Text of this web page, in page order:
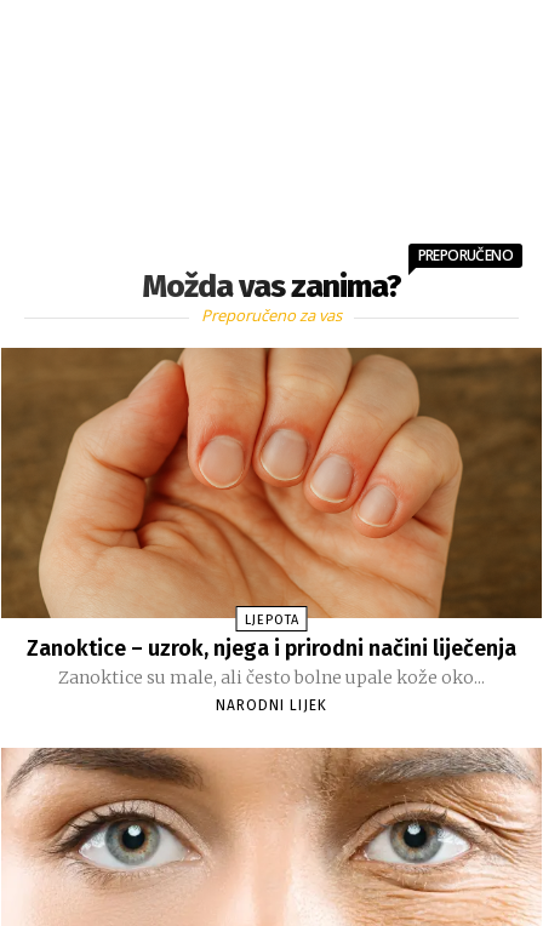
Možda vas zanima?
PREPORUČENO
Preporučeno za vas
LJEPOTA
Zanoktice – uzrok, njega i prirodni načini liječenja
Zanoktice su male, ali često bolne upale kože oko...
NARODNI LIJEK